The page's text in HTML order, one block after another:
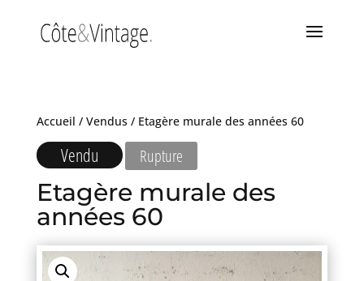
Accueil / Vendus/ Etagère murale des années 60
Vendu Rupture
Etagère murale des
années 60